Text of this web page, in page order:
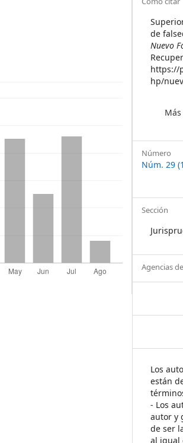
de
Nuevo
https://
hp/
Número
Núm. 29
Sección
Agencias
Los
están
- Los
autor y
de ser
al igual